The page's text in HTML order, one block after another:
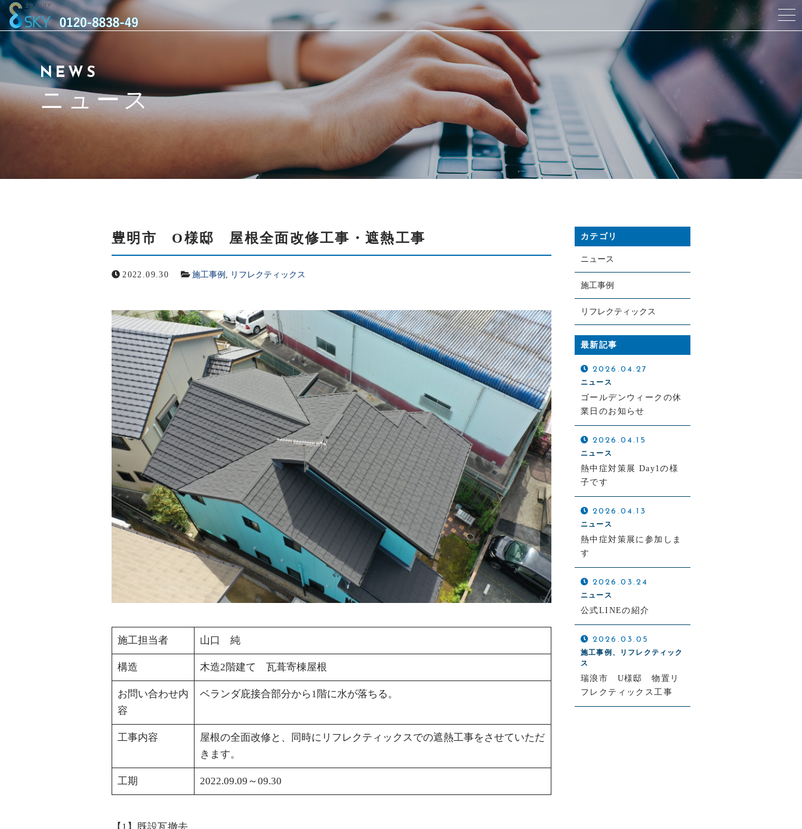
当社について
サービス紹介
アクセス
CONTACT
空調費・CO2排出量の削減をお考えの方へ
メールでの受付
お問い合わせフォーム
24時間受付中
0120-8838-49
受付時間：8:00～20:00（日曜、祝日定休）
NEWS
ニュース
豊明市 O様邸 屋根全面改修工事・遮熱工事
2022.09.30 施工事例 , リフレクティックス
施工担当者 山口 純
構造 木造2階建て 瓦葺寄棟屋根
お問い合わせ内
容
ベランダ庇接合部分から1階に水が落ちる。
工事内容
屋根の全面改修と、同時にリフレクティックスでの遮熱工事をさせていただ
きます。
工期 2022.09.09～09.30
カテゴリ
ニュース
施工事例
リフレクティックス
最新記事
2026.04.27
ニュース
ゴールデンウィークの休
業日のお知らせ
2026.04.15
ニュース
熱中症対策展 Day1の様
子です
2026.04.13
ニュース
熱中症対策展に参加しま
す
2026.03.24
ニュース
公式LINEの紹介
2026.03.05
施工事例、リフレクティック
ス
瑞浪市 U様邸 物置リ
フレクティックス工事